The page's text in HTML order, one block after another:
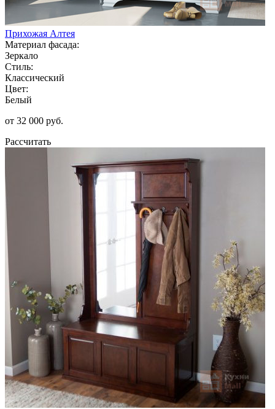
Прихожая Алтея
Материал фасада:
Зеркало
Стиль:
Классический
Цвет:
Белый
от 32 000 руб.
Рассчитать